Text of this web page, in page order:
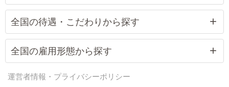
全国の待遇・こだわりから探す
全国の雇用形態から探す
運営者情報・プライバシーポリシー